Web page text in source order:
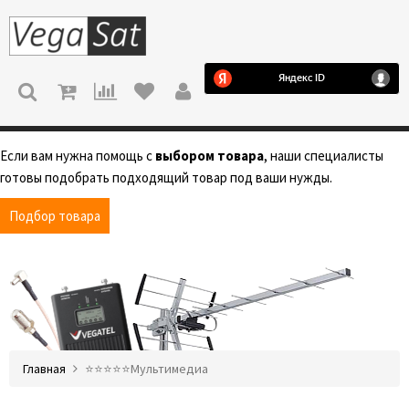
МЕНЮ
Если вам нужна помощь с выбором товара, наши специалисты
готовы подобрать подходящий товар под ваши нужды.
Подбор товара
Главная ⭐️⭐️⭐️⭐️⭐️Мультимедиа